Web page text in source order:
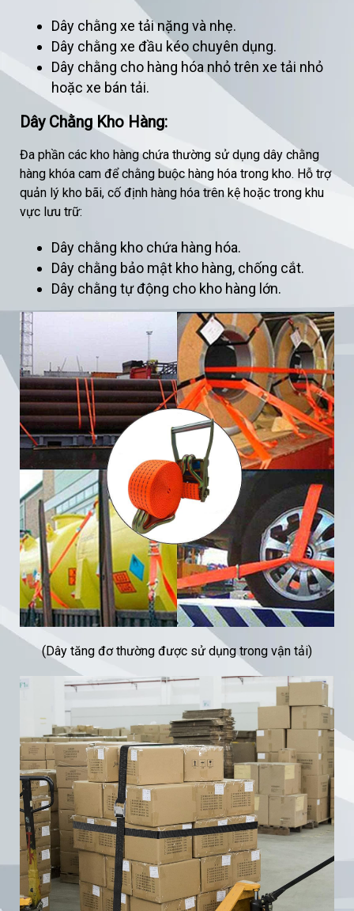
Dây chằng xe tải nặng và nhẹ.
Dây chằng xe đầu kéo chuyên dụng.
Dây chằng cho hàng hóa nhỏ trên xe tải nhỏ
hoặc xe bán tải.
Dây Chằng Kho Hàng:
Đa phần các kho hàng chứa thường sử dụng dây chằng
hàng khóa cam để chằng buộc hàng hóa trong kho. Hỗ trợ
quản lý kho bãi, cố định hàng hóa trên kệ hoặc trong khu
vực lưu trữ:
Dây chằng kho chứa hàng hóa.
Dây chằng bảo mật kho hàng, chống cắt.
Dây chằng tự động cho kho hàng lớn.
(Dây tăng đơ thường được sử dụng trong vận tải)